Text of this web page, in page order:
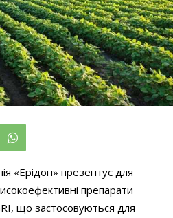
«Ерідон» презентує для
препарати
що застосовуються для